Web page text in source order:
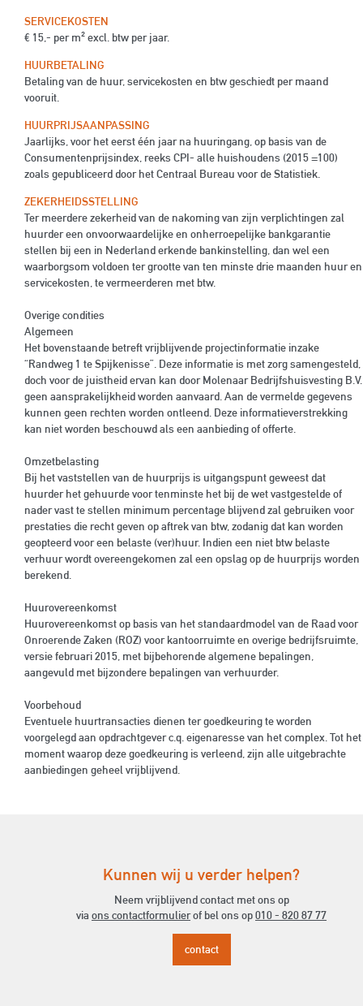
SERVICEKOSTEN
€ 15,- per m² excl. btw per jaar.
HUURBETALING
Betaling van de huur, servicekosten en btw geschiedt per maand
vooruit.
HUURPRIJSAANPASSING
Jaarlijks, voor het eerst één jaar na huuringang, op basis van de
Consumentenprijsindex, reeks CPI- alle huishoudens (2015 =100)
zoals gepubliceerd door het Centraal Bureau voor de Statistiek.
ZEKERHEIDSSTELLING
Ter meerdere zekerheid van de nakoming van zijn verplichtingen zal
huurder een onvoorwaardelijke en onherroepelijke bankgarantie
stellen bij een in Nederland erkende bankinstelling, dan wel een
waarborgsom voldoen ter grootte van ten minste drie maanden huur en
servicekosten, te vermeerderen met btw.
Overige condities
Algemeen
Het bovenstaande betreft vrijblijvende projectinformatie inzake
“Randweg 1 te Spijkenisse”. Deze informatie is met zorg samengesteld,
doch voor de juistheid ervan kan door Molenaar Bedrijfshuisvesting B.V.
geen aansprakelijkheid worden aanvaard. Aan de vermelde gegevens
kunnen geen rechten worden ontleend. Deze informatieverstrekking
kan niet worden beschouwd als een aanbieding of offerte.
Omzetbelasting
Bij het vaststellen van de huurprijs is uitgangspunt geweest dat
huurder het gehuurde voor tenminste het bij de wet vastgestelde of
nader vast te stellen minimum percentage blijvend zal gebruiken voor
prestaties die recht geven op aftrek van btw, zodanig dat kan worden
geopteerd voor een belaste (ver)huur. Indien een niet btw belaste
verhuur wordt overeengekomen zal een opslag op de huurprijs worden
berekend.
Huurovereenkomst
Huurovereenkomst op basis van het standaardmodel van de Raad voor
Onroerende Zaken (ROZ) voor kantoorruimte en overige bedrijfsruimte,
versie februari 2015, met bijbehorende algemene bepalingen,
aangevuld met bijzondere bepalingen van verhuurder.
Voorbehoud
Eventuele huurtransacties dienen ter goedkeuring te worden
voorgelegd aan opdrachtgever c.q. eigenaresse van het complex. Tot het
moment waarop deze goedkeuring is verleend, zijn alle uitgebrachte
aanbiedingen geheel vrijblijvend.
Kunnen wij u verder helpen?
Neem vrijblijvend contact met ons op
via ons contactformulierof bel ons op010 - 820 87 77
contact